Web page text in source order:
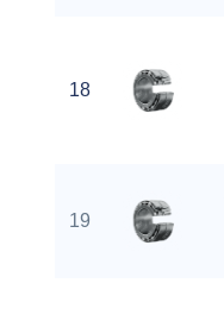
18
19